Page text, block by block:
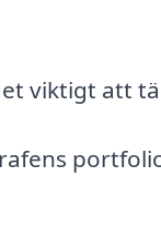
viktigt att